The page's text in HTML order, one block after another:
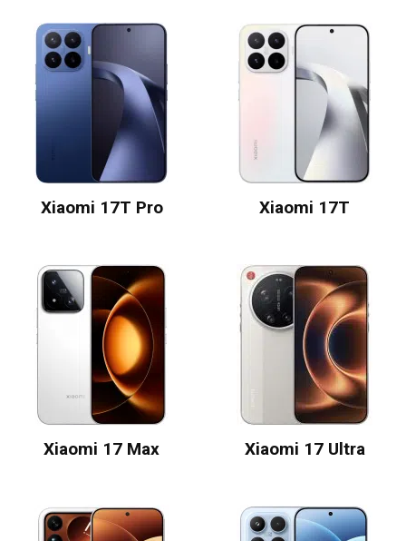
Xiaomi 17T Pro Xiaomi 17T
Xiaomi 17 Max Xiaomi 17 Ultra